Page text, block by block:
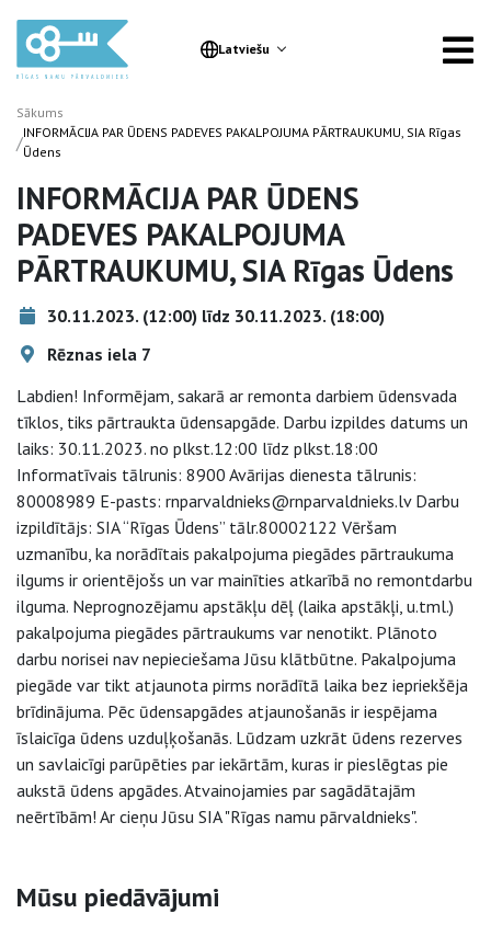
Latviešu
Sākums
/INFORMĀCIJA PAR ŪDENS PADEVES PAKALPOJUMA PĀRTRAUKUMU, SIA Rīgas
Ūdens
INFORMĀCIJA PAR ŪDENS
PADEVES PAKALPOJUMA
PĀRTRAUKUMU, SIA Rīgas Ūdens
30.11.2023. (12:00) līdz 30.11.2023. (18:00)
Rēznas iela 7
Labdien! Informējam, sakarā ar remonta darbiem ūdensvada
tīklos, tiks pārtraukta ūdensapgāde. Darbu izpildes datums un
laiks: 30.11.2023. no plkst.12:00 līdz plkst.18:00
Informatīvais tālrunis: 8900 Avārijas dienesta tālrunis:
80008989 E-pasts: rnparvaldnieks@rnparvaldnieks.lv Darbu
izpildītājs: SIA “Rīgas Ūdens” tālr.80002122 Vēršam
uzmanību, ka norādītais pakalpojuma piegādes pārtraukuma
ilgums ir orientējošs un var mainīties atkarībā no remontdarbu
ilguma. Neprognozējamu apstākļu dēļ (laika apstākļi, u.tml.)
pakalpojuma piegādes pārtraukums var nenotikt. Plānoto
darbu norisei nav nepieciešama Jūsu klātbūtne. Pakalpojuma
piegāde var tikt atjaunota pirms norādītā laika bez iepriekšēja
brīdinājuma. Pēc ūdensapgādes atjaunošanās ir iespējama
īslaicīga ūdens uzduļķošanās. Lūdzam uzkrāt ūdens rezerves
un savlaicīgi parūpēties par iekārtām, kuras ir pieslēgtas pie
aukstā ūdens apgādes. Atvainojamies par sagādātajām
neērtībām! Ar cieņu Jūsu SIA "Rīgas namu pārvaldnieks".
Sāna navigācija
Mūsu piedāvājumi